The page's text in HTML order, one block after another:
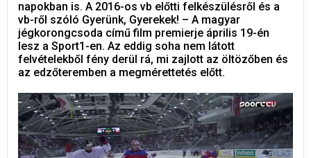
napokban is. A 2016-os vb előtti felkészülésről és a
vb-ről szóló Gyerünk, Gyerekek! – A magyar
jégkorongcsoda című film premierje április 19-én
lesz a Sport1-en. Az eddig soha nem látott
felvételekből fény derül rá, mi zajlott az öltözőben és
az edzőteremben a megmérettetés előtt.